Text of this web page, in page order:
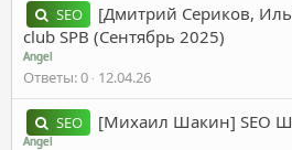
SEO
[Дмитрий Сериков,
club SPB (Сентябрь 2025)
Angel
Ответы 0 12.04.26
SEO [Михаил Шакин] SEO
Angel